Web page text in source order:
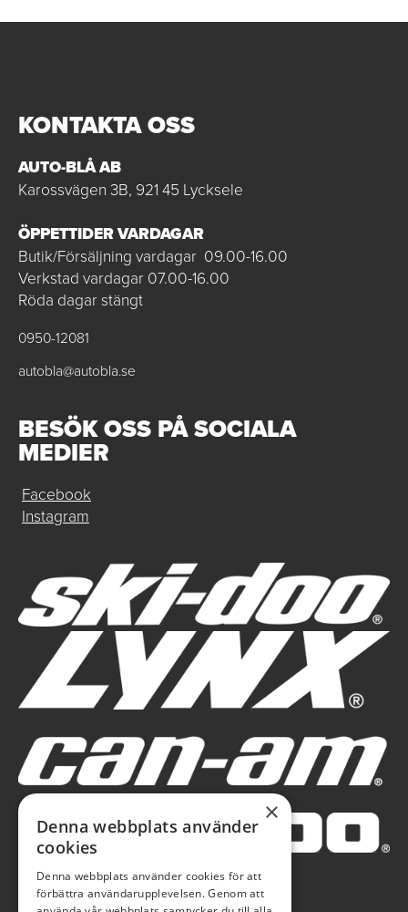
KONTAKTA OSS
AUTO-BLÅ AB
Karossvägen 3B, 921 45 Lycksele
ÖPPETTIDER VARDAGAR
Butik/Försäljning vardagar 09.00-16.00
Verkstad vardagar 07.00-16.00
Röda dagar stängt
0950-12081
autobla@autobla.se
BESÖK OSS PÅ SOCIALA
MEDIER
Facebook
Instagram
×
Denna webbplats använder
cookies
Denna webbplats använder cookies för att
förbättra användarupplevelsen. Genom att